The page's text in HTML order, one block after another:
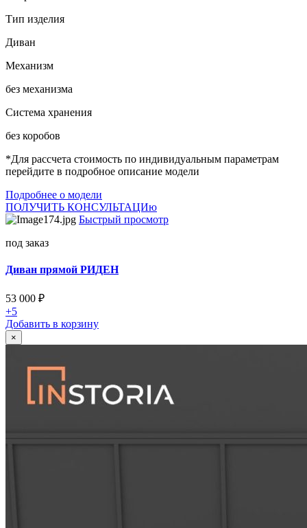
Тип изделия
Диван
Механизм
без механизма
Система хранения
без коробов
*Для рассчета стоимость по индивидуальным параметрам
перейдите в подробное описание модели
Подробнее о модели
ПОЛУЧИТЬ КОНСУЛЬТАЦИю
Быстрый просмотр
под заказ
Диван прямой РИДЕН
53 000 ₽
+5
Добавить в корзину
×